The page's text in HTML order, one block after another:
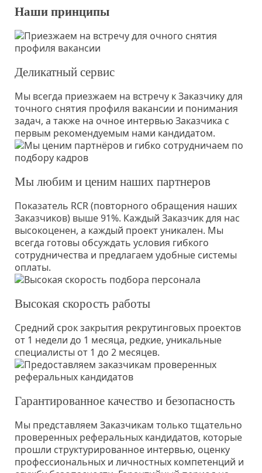
Наши принципы
Деликатный сервис
Мы всегда приезжаем на встречу к Заказчику для
точного снятия профиля вакансии и понимания
задач, а также на очное интервью Заказчика с
первым рекомендуемым нами кандидатом.
Мы любим и ценим наших партнеров
Показатель RCR (повторного обращения наших
Заказчиков) выше 91%. Каждый Заказчик для нас
высокоценен, а каждый проект уникален. Мы
всегда готовы обсуждать условия гибкого
сотрудничества и предлагаем удобные системы
оплаты.
Высокая скорость работы
Средний срок закрытия рекрутинговых проектов
от 1 недели до 1 месяца, редкие, уникальные
специалисты от 1 до 2 месяцев.
Гарантированное качество и безопасность
Мы представляем Заказчикам только тщательно
проверенных реферальных кандидатов, которые
прошли структурированное интервью, оценку
профессиональных и личностных компетенций и